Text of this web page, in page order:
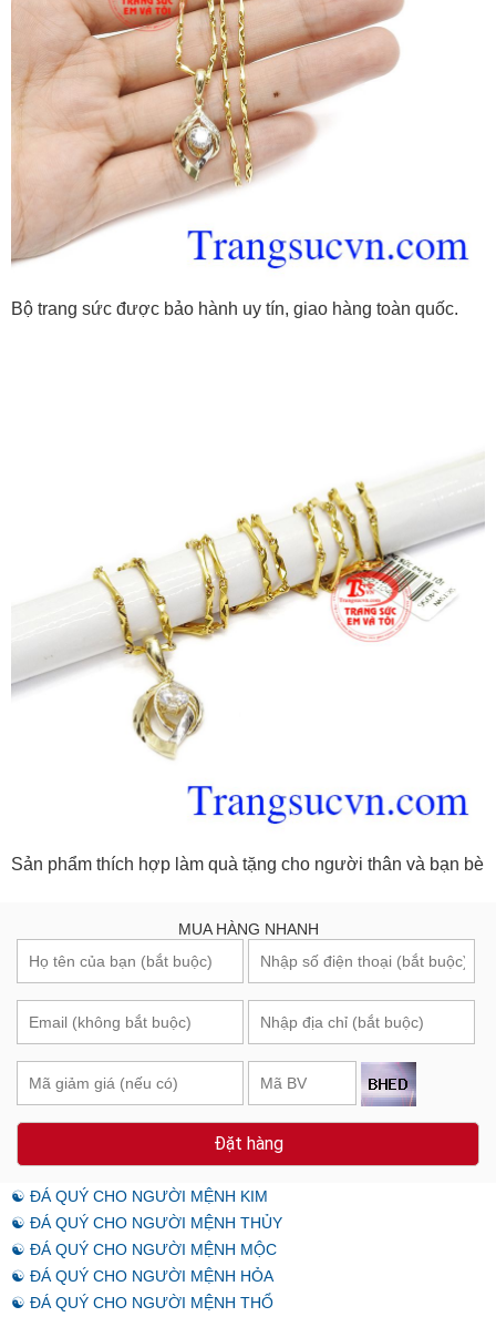
Đặt hàng
☯ ĐÁ QUÝ CHO NGƯỜI MỆNH KIM
☯ ĐÁ QUÝ CHO NGƯỜI MỆNH THỦY
☯ ĐÁ QUÝ CHO NGƯỜI MỆNH MỘC
☯ ĐÁ QUÝ CHO NGƯỜI MỆNH HỎA